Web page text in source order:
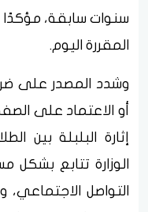
سنوات سابقة، مؤكدًا
المقررة اليوم.
وشدد المصدر على
أو الاعتماد على
إثارة البلبلة بين
الوزارة تتابع
التواصل الاجتماعي،